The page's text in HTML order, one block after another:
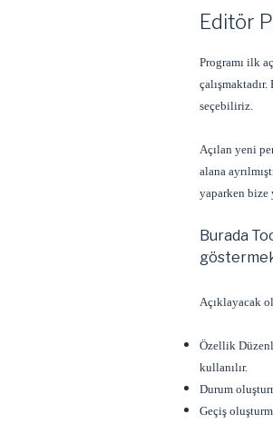
Editör
Programı ilk
seçebiliriz.
Açılan yeni
alana
yaparken bize
Burada
Açıklayacak
Özellik
kullanılır.
Durum
Geçiş